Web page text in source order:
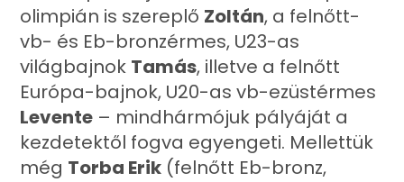
olimpián is szereplő Zoltán, a felnőtt-
vb- és Eb-bronzérmes, U23-as
világbajnok Tamás, illetve a felnőtt
Európa-bajnok, U20-as vb-ezüstérmes
Levente – mindhármójuk pályáját a
kezdetektől fogva egyengeti. Mellettük
még Torba Erik (felnőtt Eb-bronz,